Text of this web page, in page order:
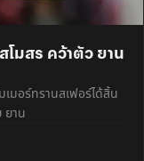
โมสร คว้าตัว ยาน
มอร์ทรานสเฟอร์ได้สิ้น
ยาน